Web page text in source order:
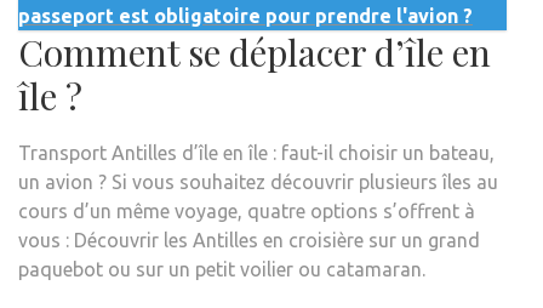
passeport est obligatoire pour prendre l'avion ?
Comment se déplacer d’île en
île ?
Transport Antilles d’île en île : faut-il choisir un bateau,
un avion ? Si vous souhaitez découvrir plusieurs îles au
cours d’un même voyage, quatre options s’offrent à
vous : Découvrir les Antilles en croisière sur un grand
paquebot ou sur un petit voilier ou catamaran.